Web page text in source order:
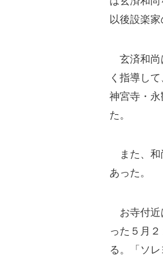
以後設楽家
玄済和尚
く指導し
神宮寺・
た。
また、和
あった。
お寺付近
った５月
る。「ソ